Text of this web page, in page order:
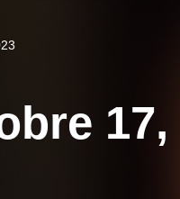
17,